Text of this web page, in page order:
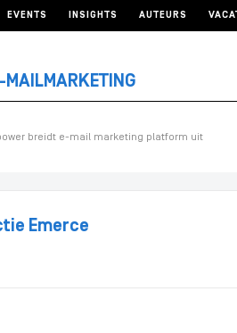
EVENTS INSIGHTS AUTEURS
MAILMARKETING
breidt e-mail marketing platform uit
Emerce